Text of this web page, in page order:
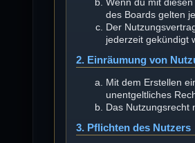
des Boards gelten
Der
jederzeit gekündigt
2. Einräumung von
Mit dem Erstellen
unentgeltliches
Das Nutzungsrecht
3. Pflichten des Nutzers